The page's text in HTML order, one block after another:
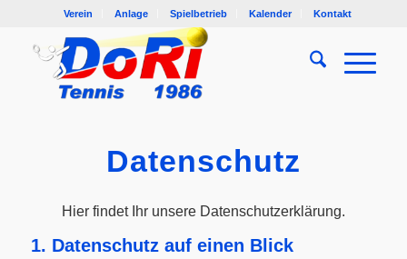
Verein Anlage Spielbetrieb Kalender Kontakt
Datenschutz
Hier findet Ihr unsere Datenschutzerklärung.
1. Datenschutz auf einen Blick